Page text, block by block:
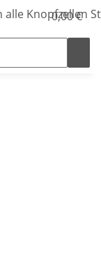
0,00 €